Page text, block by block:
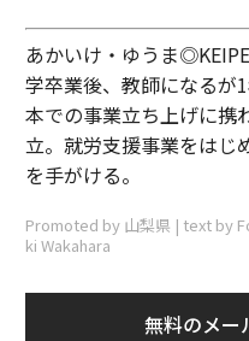
あかいけ・ゆうま
学卒業後、教師になるが
本での事業立ち上げに携
立。就労支援事業をはじ
を手がける。
Promoted by 山梨県 | text by
ki Wakahara
無料のメー